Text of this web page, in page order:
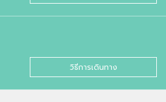
วิธีการเดินทาง